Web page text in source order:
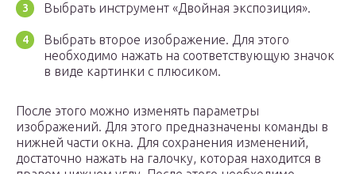
Выбрать инструмент «Двойная экспозиция».
Выбрать второе изображение. Для этого
необходимо нажать на соответствующую значок
в виде картинки с плюсиком.
После этого можно изменять параметры
изображений. Для этого предназначены команды в
нижней части окна. Для сохранения изменений,
достаточно нажать на галочку, которая находится в